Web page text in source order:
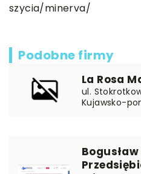
szycia/minerva/
Podobne firmy
La Rosa
ul.
Kujawsko-